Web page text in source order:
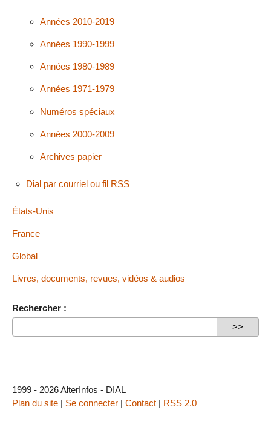
Années 2010-2019
Années 1990-1999
Années 1980-1989
Années 1971-1979
Numéros spéciaux
Années 2000-2009
Archives papier
Dial par courriel ou fil RSS
États-Unis
France
Global
Livres, documents, revues, vidéos & audios
Rechercher :
1999 - 2026 AlterInfos - DIAL
Plan du site | Se connecter | Contact | RSS 2.0